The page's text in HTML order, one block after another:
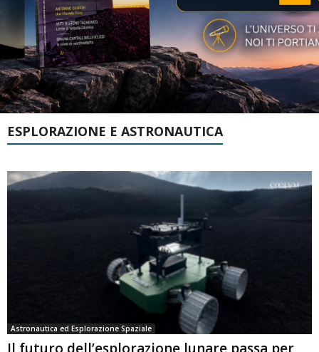
ESPLORAZIONE E ASTRONAUTICA
Astronautica ed Esplorazione Spaziale
Il futuro dell’esplorazione lunare passa per